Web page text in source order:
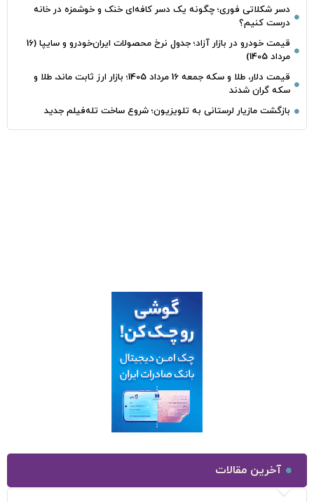
دسر شکلاتی فوری؛ چگونه یک دسر کافه‌ای خنک و خوشمزه در خانه
درست کنیم؟
قیمت خودرو در بازار آزاد؛ جدول نرخ محصولات ایران‌خودرو و سایپا (16
مرداد 1405)
قیمت دلار، طلا و سکه جمعه 16 مرداد 1405؛ بازار ارز ثابت ماند، طلا و
سکه گران شدند
بازگشت مازیار لرستانی به تلویزیون؛ شروع ساخت تله‌فیلم جدید
آخرین مقالات